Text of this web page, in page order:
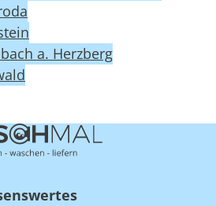
a. Herzberg